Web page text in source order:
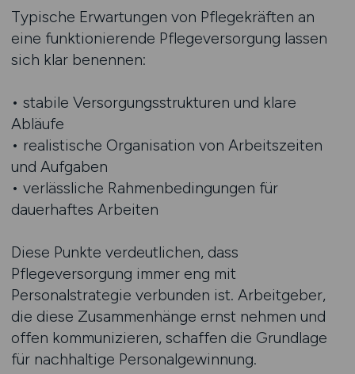
Typische Erwartungen von Pflegekräften an
eine funktionierende Pflegeversorgung lassen
sich klar benennen:
• stabile Versorgungsstrukturen und klare
Abläufe
• realistische Organisation von Arbeitszeiten
und Aufgaben
• verlässliche Rahmenbedingungen für
dauerhaftes Arbeiten
Diese Punkte verdeutlichen, dass
Pflegeversorgung immer eng mit
Personalstrategie verbunden ist. Arbeitgeber,
die diese Zusammenhänge ernst nehmen und
offen kommunizieren, schaffen die Grundlage
für nachhaltige Personalgewinnung.